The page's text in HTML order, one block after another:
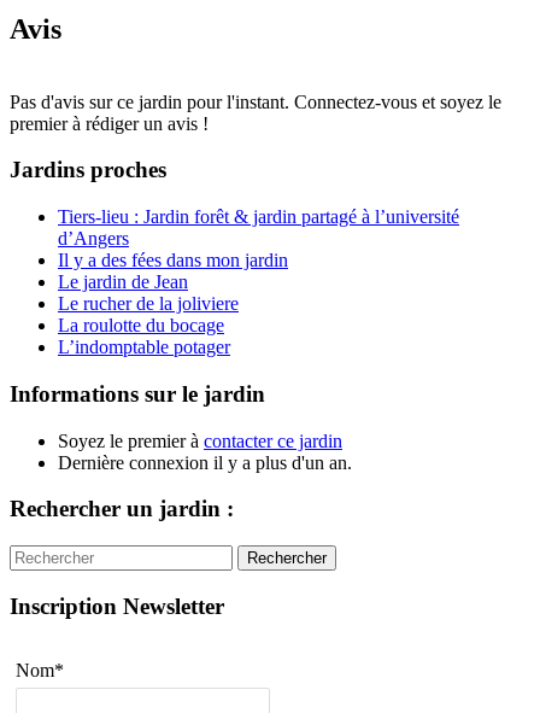
Avis
Pas d'avis sur ce jardin pour l'instant. Connectez-vous et soyez le
premier à rédiger un avis !
Jardins proches
Tiers-lieu : Jardin forêt & jardin partagé à l’université
d’Angers
Il y a des fées dans mon jardin
Le jardin de Jean
Le rucher de la joliviere
La roulotte du bocage
L’indomptable potager
Informations sur le jardin
Soyez le premier à contacter ce jardin
Dernière connexion il y a plus d'un an.
Rechercher un jardin :
Rechercher
Inscription Newsletter
Nom*